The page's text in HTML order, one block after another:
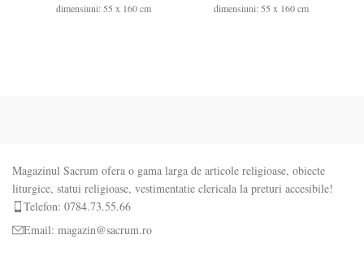
dimensiuni: 55 x 160 cm
dimensiuni: 55 x 160 cm
Magazinul Sacrum ofera o gama larga de articole religioase, obiecte
liturgice, statui religioase, vestimentatie clericala la preturi accesibile!
Telefon: 0784.73.55.66
Email: magazin@sacrum.ro